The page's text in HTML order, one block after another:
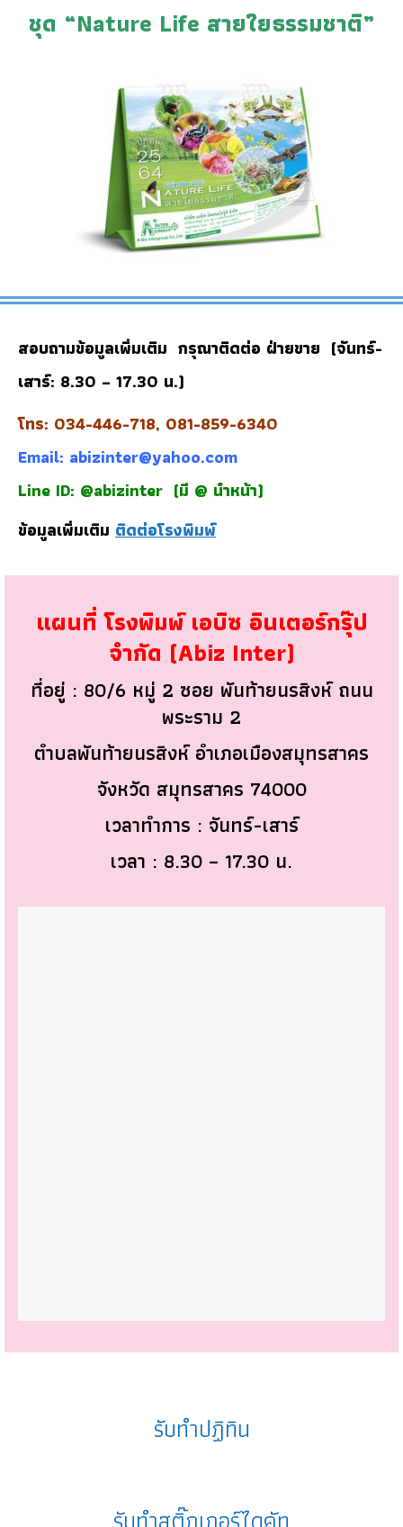
ชุด “Nature Life สายใยธรรมชาติ”
สอบถามข้อมูลเพิ่มเติม กรุณาติดต่อ ฝ่ายขาย (จันทร์-
เสาร์: 8.30 – 17.30 น.)
โทร: 034-446-718, 081-859-6340
Email: abizinter@yahoo.com
Line ID: @abizinter (มี @ นำหน้า)
ข้อมูลเพิ่มเติม ติดต่อโรงพิมพ์
แผนที่ โรงพิมพ์ เอบิซ อินเตอร์กรุ๊ป
จำกัด (Abiz Inter)
ที่อยู่ : 80/6 หมู่ 2 ซอย พันท้ายนรสิงห์ ถนน
พระราม 2
ตำบลพันท้ายนรสิงห์ อำเภอเมืองสมุทรสาคร
จังหวัด สมุทรสาคร 74000
เวลาทำการ : จันทร์-เสาร์
เวลา : 8.30 – 17.30 น.
รับทำปฏิทิน